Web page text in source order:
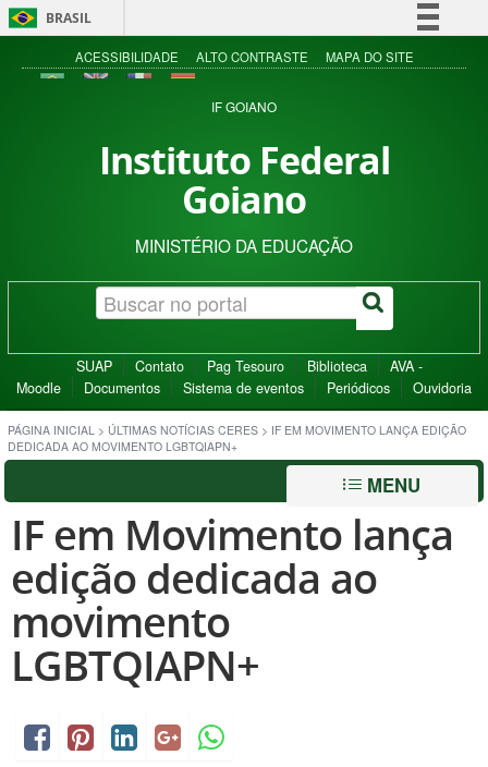
BRASIL
Simplifique!
Acesso à informação
ACESSIBILIDADE ALTO CONTRASTE MAPA DO SITE
IF GOIANO
Instituto Federal
Goiano
MINISTÉRIO DA EDUCAÇÃO
SUAP Contato Pag Tesouro Biblioteca
AVA -
Moodle
Documentos Sistema de eventos Periódicos Ouvidoria
PÁGINA INICIAL > ÚLTIMAS NOTÍCIAS CERES > IF EM MOVIMENTO LANÇA EDIÇÃO
DEDICADA AO MOVIMENTO LGBTQIAPN+
MENU
IF em Movimento lança
edição dedicada ao
movimento
LGBTQIAPN+